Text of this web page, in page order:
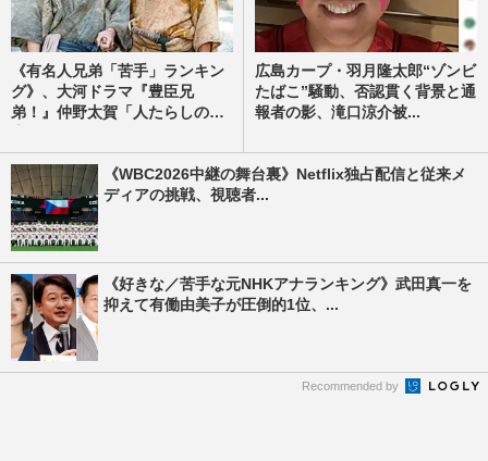
《有名人兄弟「苦手」ランキン
グ》、大河ドラマ『豊臣兄
弟！』仲野太賀「人たらしの
広島カープ・羽月隆太郎“ゾンビ
たばこ”騒動、否認貫く背景と通
報者の影、滝口涼介被...
《WBC2026中継の舞台裏》Netflix独占配信と従来メ
ディアの挑戦、視聴者...
《好きな／苦手な元NHKアナランキング》武田真一を
抑えて有働由美子が圧倒的1位、...
Recommended by